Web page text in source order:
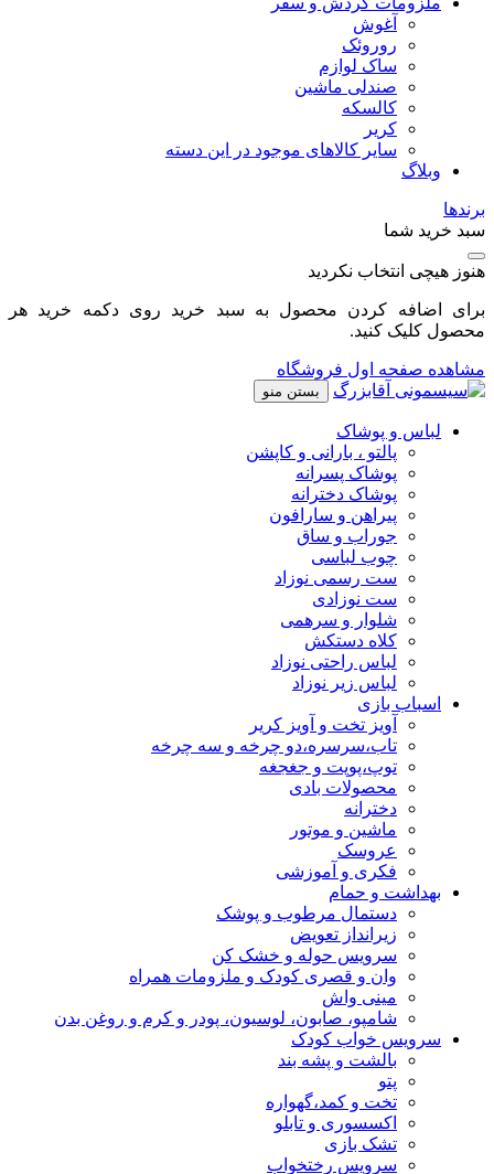
آغوش
روروئک
ساک لوازم
صندلی ماشین
کالسکه
کریر
سایر کالاهای موجود در این دسته
وبلاگ
برندها
سبد خرید شما
هنوز هیچی انتخاب نکردید
برای اضافه کردن محصول به سبد خرید روی دکمه خرید هر
محصول کلیک کنید.
مشاهده صفحه اول فروشگاه
بستن منو
لباس و پوشاک
پالتو ، بارانی و کاپشن
پوشاک پسرانه
پوشاک دخترانه
پیراهن و سارافون
جوراب و ساق
چوب لباسی
ست رسمی نوزاد
ست نوزادی
شلوار و سرهمی
کلاه دستکش
لباس راحتی نوزاد
لباس زیر نوزاد
اسباب بازی
آویز تخت و آویز کریر
تاب،سرسره،دو چرخه و سه چرخه
توپ،پوپت و جغجغه
محصولات بادی
دخترانه
ماشین و موتور
عروسک
فکری و آموزشی
بهداشت و حمام
دستمال مرطوب و پوشک
زیرانداز تعویض
سرویس حوله و خشک کن
وان و قصری کودک و ملزومات همراه
مینی واش
شامپو، صابون، لوسیون، پودر و کرم و روغن بدن
سرویس خواب کودک
بالشت و پشه بند
پتو
تخت و کمد،گهواره
اکسسوری و تابلو
تشک بازی
سرویس رختخواب